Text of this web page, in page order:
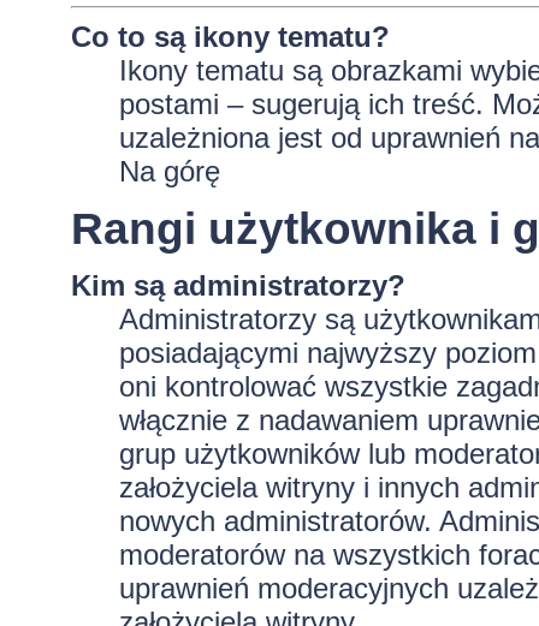
Co to są ikony tematu?
Ikony tematu są obrazkami
postami – sugerują ich treść.
uzależniona jest od uprawnień
Na górę
Rangi użytkownika i
Kim są administratorzy?
Administratorzy są
posiadającymi najwyższy
oni kontrolować wszystkie
włącznie z nadawaniem
grup użytkowników lub
założyciela witryny i innych
nowych administratorów.
moderatorów na wszystkich
uprawnień moderacyjnych